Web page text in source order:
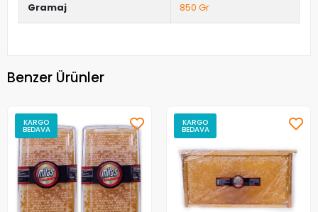
Gramaj 850 Gr
Benzer Ürünler
KARGO
BEDAVA
KARGO
BEDAVA